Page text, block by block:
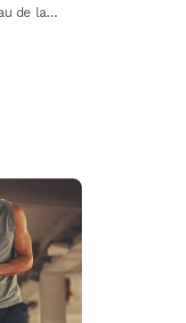
de la…